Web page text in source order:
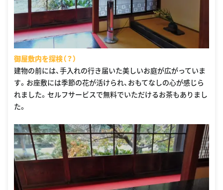
御屋敷内を探検（？）
建物の前には、手入れの行き届いた美しいお庭が広がっていま
す。お座敷には季節の花が活けられ、おもてなしの心が感じら
れました。セルフサービスで無料でいただけるお茶もありまし
た。